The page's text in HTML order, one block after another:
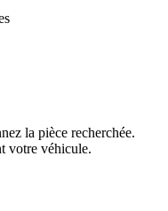
la pièce recherchée.
votre véhicule.